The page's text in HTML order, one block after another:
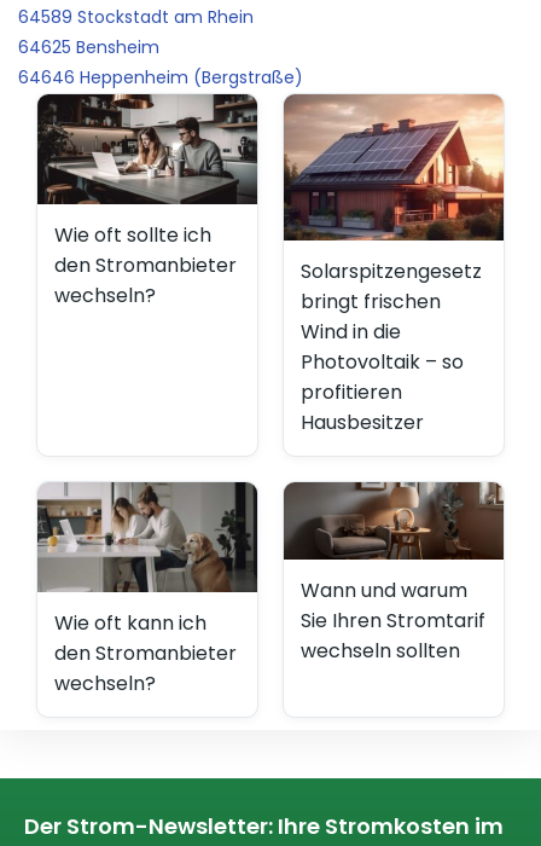
64589 Stockstadt am Rhein
64625 Bensheim
64646 Heppenheim (Bergstraße)
Wie oft sollte ich
den Stromanbieter
wechseln?
Solarspitzengesetz
bringt frischen
Wind in die
Photovoltaik – so
profitieren
Hausbesitzer
Wie oft kann ich
den Stromanbieter
wechseln?
Wann und warum
Sie Ihren Stromtarif
wechseln sollten
Der Strom-Newsletter: Ihre Stromkosten im